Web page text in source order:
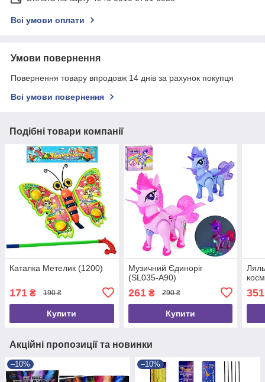
Всі умови оплати
Умови повернення
Повернення товару впродовж 14 днів за рахунок покупця
Всі умови повернення
Подібні товари компанії
Каталка Метелик (1200)
171 ₴ 190 ₴
Купити
Музичний Єдиноріг
(SL035-A90)
261₴ 290 ₴
Купити
351
Акційні пропозиції та новинки
–10% –10%